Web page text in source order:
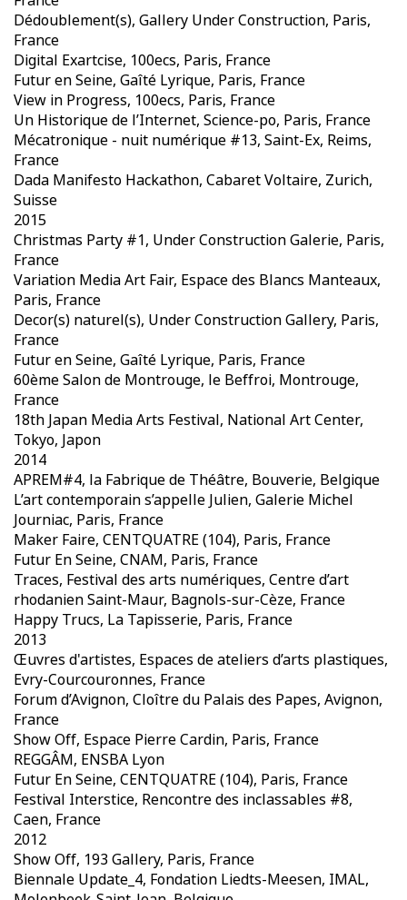
Dédoublement(s), Gallery Under Construction, Paris,
France
Digital Exartcise, 100ecs, Paris, France
Futur en Seine, Gaîté Lyrique, Paris, France
View in Progress, 100ecs, Paris, France
Un Historique de l’Internet, Science-po, Paris, France
Mécatronique - nuit numérique #13, Saint-Ex, Reims,
France
Dada Manifesto Hackathon, Cabaret Voltaire, Zurich,
Suisse
2015
Christmas Party #1, Under Construction Galerie, Paris,
France
Variation Media Art Fair, Espace des Blancs Manteaux,
Paris, France
Decor(s) naturel(s), Under Construction Gallery, Paris,
France
Futur en Seine, Gaîté Lyrique, Paris, France
60ème Salon de Montrouge, le Beffroi, Montrouge,
France
18th Japan Media Arts Festival, National Art Center,
Tokyo, Japon
2014
APREM#4, la Fabrique de Théâtre, Bouverie, Belgique
L’art contemporain s’appelle Julien, Galerie Michel
Journiac, Paris, France
Maker Faire, CENTQUATRE (104), Paris, France
Futur En Seine, CNAM, Paris, France
Traces, Festival des arts numériques, Centre d’art
rhodanien Saint-Maur, Bagnols-sur-Cèze, France
Happy Trucs, La Tapisserie, Paris, France
2013
Œuvres d'artistes, Espaces de ateliers d’arts plastiques,
Evry-Courcouronnes, France
Forum d’Avignon, Cloître du Palais des Papes, Avignon,
France
Show Off, Espace Pierre Cardin, Paris, France
REGGÂM, ENSBA Lyon
Futur En Seine, CENTQUATRE (104), Paris, France
Festival Interstice, Rencontre des inclassables #8,
Caen, France
2012
Show Off, 193 Gallery, Paris, France
Biennale Update_4, Fondation Liedts-Meesen, IMAL,